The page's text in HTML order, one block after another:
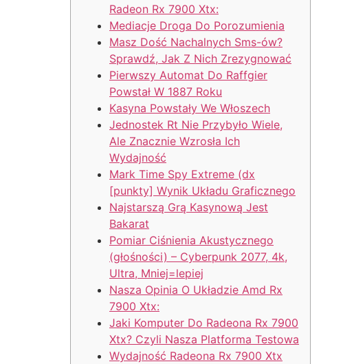
Radeon Rx 7900 Xtx:
Mediacje Droga Do Porozumienia
Masz Dość Nachalnych Sms-ów?
Sprawdź, Jak Z Nich Zrezygnować
Pierwszy Automat Do Raffgier
Powstał W 1887 Roku
Kasyna Powstały We Włoszech
Jednostek Rt Nie Przybyło Wiele,
Ale Znacznie Wzrosła Ich
Wydajność
Mark Time Spy Extreme (dx
[punkty] Wynik Układu Graficznego
Najstarszą Grą Kasynową Jest
Bakarat
Pomiar Ciśnienia Akustycznego
(głośności) – Cyberpunk 2077, 4k,
Ultra, Mniej=lepiej
Nasza Opinia O Układzie Amd Rx
7900 Xtx:
Jaki Komputer Do Radeona Rx 7900
Xtx? Czyli Nasza Platforma Testowa
Wydajność Radeona Rx 7900 Xtx